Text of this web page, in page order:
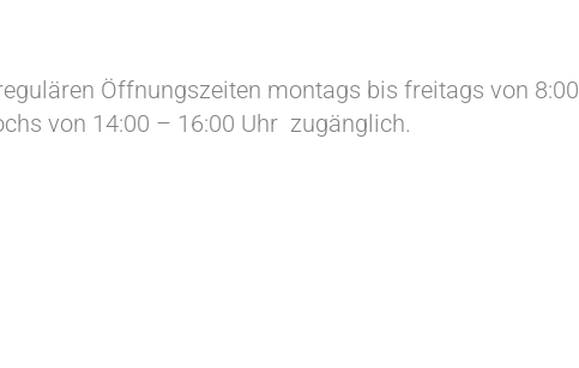
Öffnungszeiten montags bis freitags von 8:00
von 14:00 – 16:00 Uhr zugänglich.